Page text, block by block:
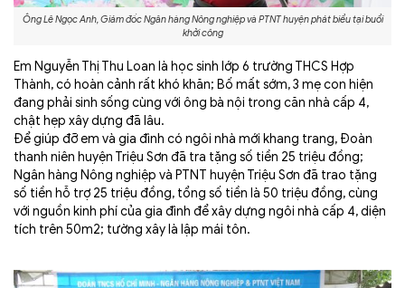
Ông Lê Ngọc Anh, Giám đốc Ngân hàng Nông nghiệp và PTNT huyện phát biểu tại buổi
khởi công
Em Nguyễn Thị Thu Loan là học sinh lớp 6 trường THCS Hợp
Thành, có hoàn cảnh rất khó khăn; Bố mất sớm, 3 mẹ con hiện
đang phải sinh sống cùng với ông bà nội trong căn nhà cấp 4,
chật hẹp xây dựng đã lâu.
Để giúp đỡ em và gia đình có ngôi nhà mới khang trang, Đoàn
thanh niên huyện Triệu Sơn đã tra tặng số tiền 25 triệu đồng;
Ngân hàng Nông nghiệp và PTNT huyện Triệu Sơn đã trao tặng
số tiền hỗ trợ 25 triệu đồng, tổng số tiền là 50 triệu đồng, cùng
với nguồn kinh phí của gia đình để xây dựng ngôi nhà cấp 4, diện
tích trên 50m2; tường xây là lập mái tôn.